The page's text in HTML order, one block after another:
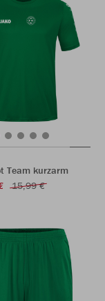
Team kurzarm
15,99 €